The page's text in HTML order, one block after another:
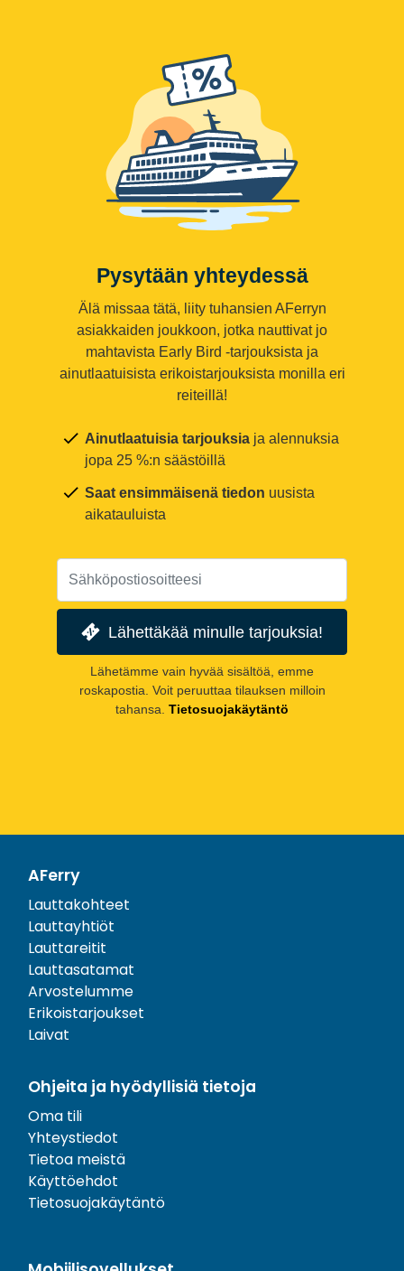
Pysytään yhteydessä
Älä missaa tätä, liity tuhansien AFerryn
asiakkaiden joukkoon, jotka nauttivat jo
mahtavista Early Bird -tarjouksista ja
ainutlaatuisista erikoistarjouksista monilla eri
reiteillä!
Ainutlaatuisia tarjouksia ja alennuksia
jopa 25 %:n säästöillä
Saat ensimmäisenä tiedon uusista
aikatauluista
Lähettäkää minulle tarjouksia!
Lähetämme vain hyvää sisältöä, emme
roskapostia. Voit peruuttaa tilauksen milloin
tahansa. Tietosuojakäytäntö
AFerry
Lauttakohteet
Lauttayhtiöt
Lauttareitit
Lauttasatamat
Arvostelumme
Erikoistarjoukset
Laivat
Ohjeita ja hyödyllisiä tietoja
Oma tili
Yhteystiedot
Tietoa meistä
Käyttöehdot
Tietosuojakäytäntö